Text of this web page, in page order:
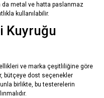
da metal ve hatta paslanmaz
kullanılabilir.
Kuyruğu
ve marka çeşitliliğine göre
bütçeye dost seçenekler
birlikte, bu testerelerin